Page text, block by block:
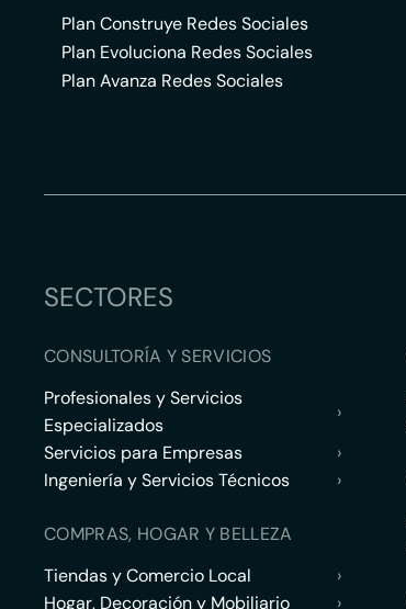
Plan Construye Redes Sociales
Plan Evoluciona Redes Sociales
Plan Avanza Redes Sociales
SECTORES
CONSULTORÍA Y SERVICIOS
Profesionales y Servicios
Especializados
›
Servicios para Empresas
›
Ingeniería y Servicios Técnicos
›
COMPRAS, HOGAR Y BELLEZA
Tiendas y Comercio Local
›
Hogar, Decoración y Mobiliario
›